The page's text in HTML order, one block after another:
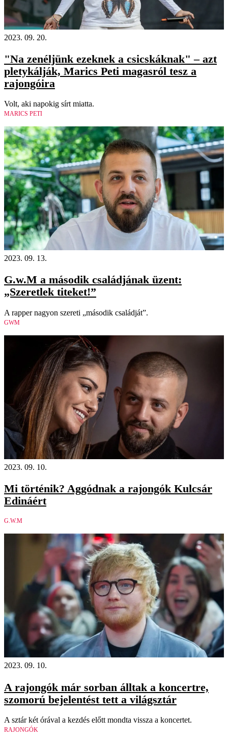
2023. 09. 20.
"Na zenéljünk ezeknek a csicskáknak" – azt
pletykálják, Marics Peti magasról tesz a
rajongóira
Volt, aki napokig sírt miatta.
MARICS PETI
2023. 09. 13.
G.w.M a második családjának üzent:
„Szeretlek titeket!”
A rapper nagyon szereti „második családját”.
GWM
2023. 09. 10.
Mi történik? Aggódnak a rajongók Kulcsár
Edináért
G.W.M
2023. 09. 10.
A rajongók már sorban álltak a koncertre,
szomorú bejelentést tett a világsztár
A sztár két órával a kezdés előtt mondta vissza a koncertet.
RAJONGÓK